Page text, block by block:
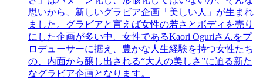
思いから、新しいグラビア企画「美しい人」が生まれ
ました。グラビアと言えば女性の若さとボディを売り
にした企画が多い中、女性であるKaori Oguriさんをプ
ロデューサーに据え、豊かな人生経験を持つ女性たち
の、内面から醸し出される“大人の美しさ”に迫る新た
なグラビア企画となります。